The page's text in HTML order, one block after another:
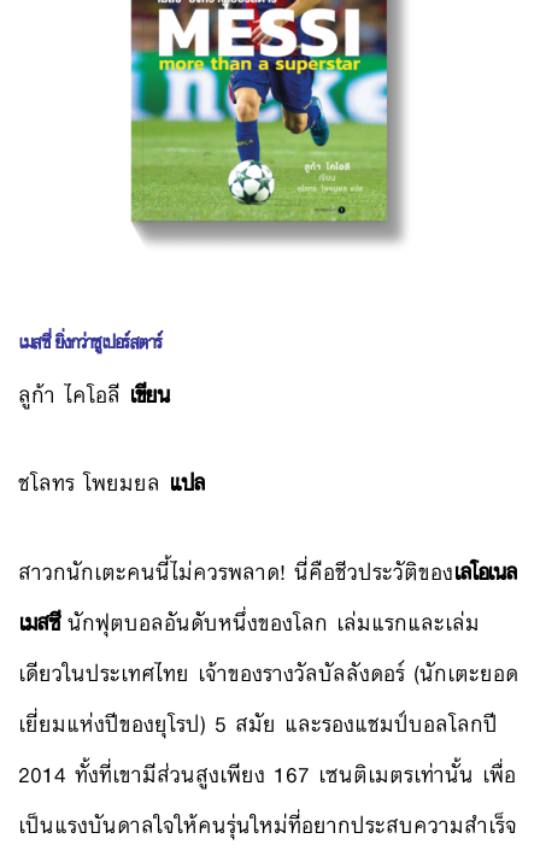
เมสซี่ ยิ่งกว่าซูเปอร์สตาร์
ลูก้า ไคโอลี เขียน
ชโลทร โพยมยล แปล
สาวกนักเตะคนนี้ไม่ควรพลาด! นี่คือชีวประวัติของเลโอเนล
เมสซีนักฟุตบอลอันดับหนึ่งของโลก เล่มแรกและเล่ม
เดียวในประเทศไทย เจ้าของรางวัลบัลลังดอร์ (นักเตะยอด
เยี่ยมแห่งปีของยุโรป) 5 สมัย และรองแชมป์บอลโลกปี
2014 ทั้งที่เขามีส่วนสูงเพียง 167 เซนติเมตรเท่านั้น เพื่อ
เป็นแรงบันดาลใจให้คนรุ่นใหม่ที่อยากประสบความสำเร็จ